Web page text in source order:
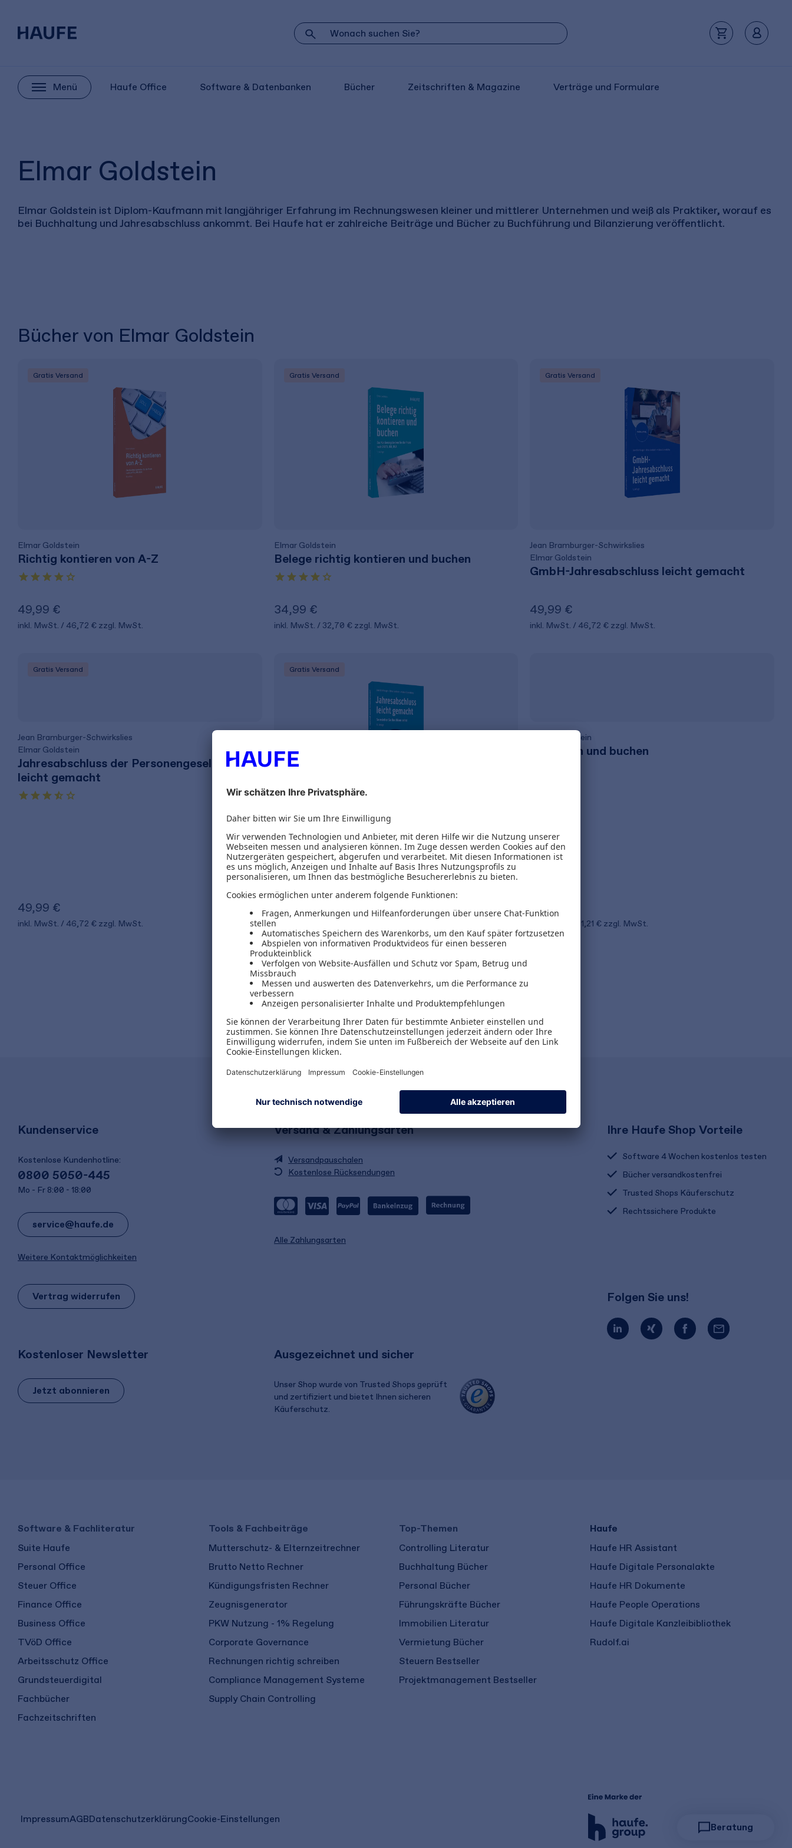
Menü Haufe Office Software & Datenbanken Bücher Zeitschriften & Magazine Verträge und Formulare
Elmar Goldstein
Elmar Goldstein ist Diplom-Kaufmann mit langjähriger Erfahrung im Rechnungswesen kleiner und mittlerer Unternehmen und weiß als Praktiker, worauf es
bei Buchhaltung und Jahresabschluss ankommt. Bei Haufe hat er zahlreiche Beiträge und Bücher zu Buchführung und Bilanzierung veröffentlicht.
Bücher von Elmar Goldstein
Gratis Versand
Elmar Goldstein
Richtig kontieren von A-Z
49,99 €
inkl. MwSt. 46,72 € zzgl. MwSt.
Gratis Versand
Elmar Goldstein
Belege richtig kontieren und buchen
34,99 €
inkl. MwSt. 32,70 € zzgl. MwSt.
Gratis Versand
Jean Bramburger-Schwirkslies
Elmar Goldstein
GmbH-Jahresabschluss leicht gemacht
49,99 €
inkl. MwSt. 46,72 € zzgl. MwSt.
Gratis Versand
Jahresabschluss der Personengesellschaft
49,99 €
Gratis Versand
Jean Bramburger-Schwirkslies
Elmar Goldstein
Jahresabschluss leicht gemacht
49,99 €
inkl. MwSt. 46,72 €zzgl. MwSt.
Elmar Goldstein
Kontieren und buchen
inkl. MwSt.
Kostenlose Kundenhotline:
0800 5050-445
service@haufe.de
Vertrag widerrufen
Versandpauschalen
Jetzt abonnieren
Unser Shop wurde von Trusted Shops geprüft
und zertifiziert und bietet Ihnen sicheren
Software 4 Wochen kostenlos testen
Bücher versandkostenfrei
Trusted Shops Käuferschutz
Software & Fachliteratur
Suite Haufe
Personal Office
Steuer Office
Finance Office
Business Office
TVöD Office
Arbeitsschutz Office
Grundsteuerdigital
Fachbücher
Tools & Fachbeiträge
Mutterschutz- & Elternzeitrechner
Brutto Netto Rechner
Kündigungsfristen Rechner
Zeugnisgenerator
PKW Nutzung - 1% Regelung
Corporate Governance
Rechnungen richtig schreiben
Compliance Management Systeme
Top-Themen
Controlling Literatur
Buchhaltung Bücher
Personal Bücher
Führungskräfte Bücher
Immobilien Literatur
Vermietung Bücher
Steuern Bestseller
Haufe
Haufe HR Assistant
Haufe Digitale Personalakte
Haufe HR Dokumente
Haufe People Operations
Haufe Digitale Kanzleibibliothek
Beratung